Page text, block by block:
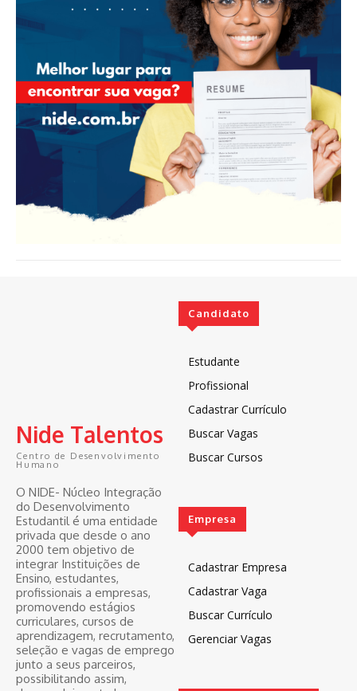
Nide Talentos
Centro de Desenvolvimento
Humano
O NIDE- Núcleo Integração
do Desenvolvimento
Estudantil é uma entidade
privada que desde o ano
2000 tem objetivo de
integrar Instituições de
Ensino, estudantes,
profissionais a empresas,
promovendo estágios
curriculares, cursos de
aprendizagem, recrutamento,
seleção e vagas de emprego
junto a seus parceiros,
possibilitando assim,
Candidato
Estudante
Profissional
Cadastrar Currículo
Buscar Vagas
Buscar Cursos
Empresa
Cadastrar Empresa
Cadastrar Vaga
Buscar Currículo
Gerenciar Vagas